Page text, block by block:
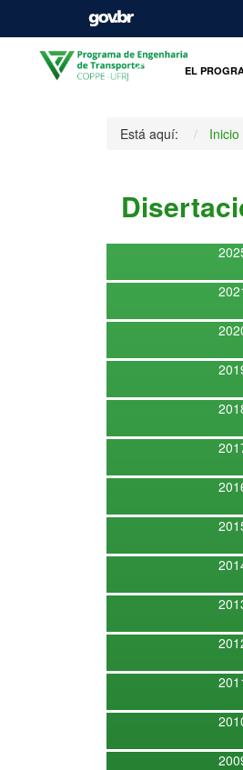
INICIO
EL
Está aquí: Inicio